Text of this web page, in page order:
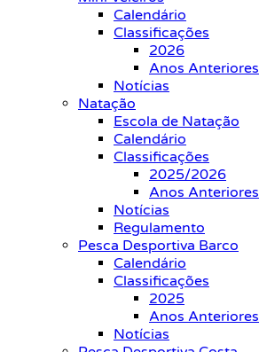
Calendário
Classificações
2026
Anos Anteriores
Notícias
Natação
Escola de Natação
Calendário
Classificações
2025/2026
Anos Anteriores
Notícias
Regulamento
Pesca Desportiva Barco
Calendário
Classificações
2025
Anos Anteriores
Notícias